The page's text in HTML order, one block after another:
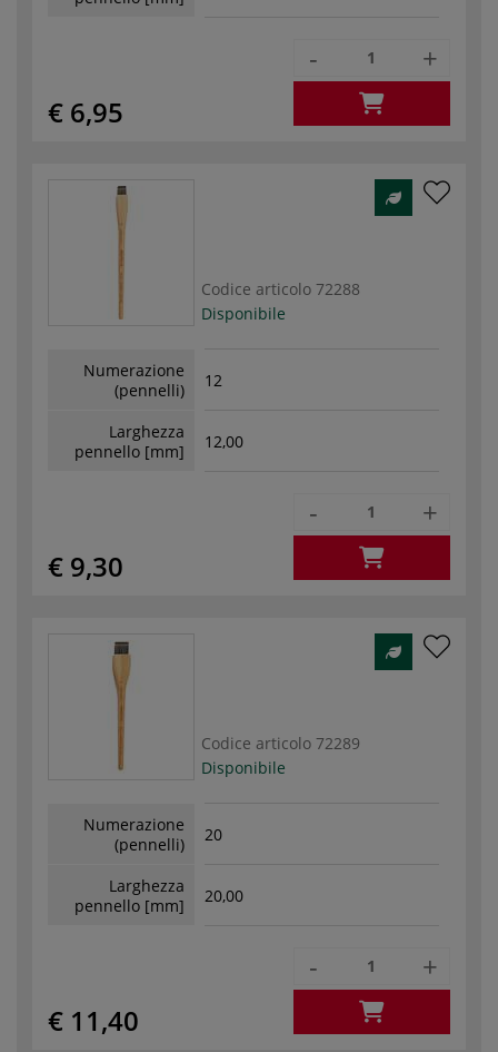
€ 6,95
- +
Codice articolo 72288
Disponibile
Numerazione
(pennelli)
12
Larghezza
pennello [mm]
12,00
€ 9,30
- +
Codice articolo 72289
Disponibile
Numerazione
(pennelli)
20
Larghezza
pennello [mm]
20,00
€ 11,40
- +